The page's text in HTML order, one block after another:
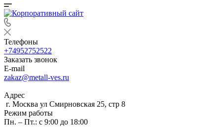
Телефоны
+74952752522
Заказать звонок
E-mail
zakaz@metall-ves.ru
Адрес
г. Москва ул Смирновская 25, стр 8
Режим работы
Пн. – Пт.: с 9:00 до 18:00